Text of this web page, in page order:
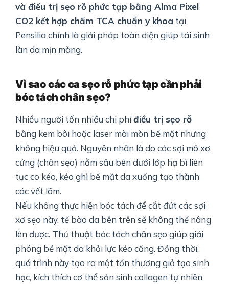
và điều trị sẹo rỗ phức tạp bằng Alma Pixel
CO2 kết hợp chấm TCA chuẩn y khoa tại
Pensilia chính là giải pháp toàn diện giúp tái sinh
làn da mịn màng.
Vì sao các ca sẹo rỗ phức tạp cần phải
bóc tách chân sẹo?
Nhiều người tốn nhiều chi phíđiều trị sẹo rỗ
bằng kem bôi hoặc laser mài mòn bề mặt nhưng
không hiệu quả. Nguyên nhân là do các sợi mô xơ
cứng (chân sẹo) nằm sâu bên dưới lớp hạ bì liên
tục co kéo, kéo ghì bề mặt da xuống tạo thành
các vết lõm.
Nếu không thực hiện bóc tách để cắt đứt các sợi
xơ sẹo này, tế bào da bên trên sẽ không thể nâng
lên được. Thủ thuật bóc tách chân sẹo giúp giải
phóng bề mặt da khỏi lực kéo căng. Đồng thời,
quá trình này tạo ra một tổn thương giả tạo sinh
học, kích thích cơ thể sản sinh collagen tự nhiên